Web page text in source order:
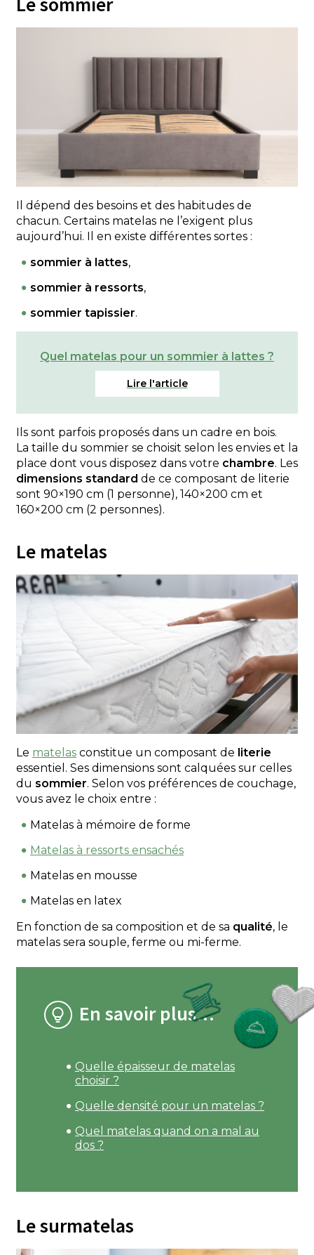
Il dépend des besoins et des habitudes de
chacun. Certains matelas ne l’exigent plus
aujourd’hui. Il en existe différentes sortes :
sommier à lattes,
sommier à ressorts,
sommier tapissier.
Quel matelas pour un sommier à lattes ?
Ils sont parfois proposés dans un cadre en bois.
La taille du sommier se choisit selon les envies et la
place dont vous disposez dans votre chambre. Les
dimensions standard de ce composant de literie
sont 90×190 cm (1 personne), 140×200 cm et
160×200 cm (2 personnes).
Le matelas
Le matelas constitue un composant de literie
essentiel. Ses dimensions sont calquées sur celles
du sommier. Selon vos préférences de couchage,
vous avez le choix entre :
Matelas à mémoire de forme
Matelas à ressorts ensachés
Matelas en mousse
Matelas en latex
En fonction de sa composition et de sa qualité, le
matelas sera souple, ferme ou mi-ferme.
En savoir plus…
Quelle épaisseur de matelas
choisir ?
Quelle densité pour un matelas ?
Quel matelas quand on a mal au
dos ?
Le surmatelas